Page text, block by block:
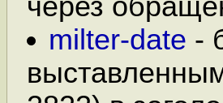
milter-date -